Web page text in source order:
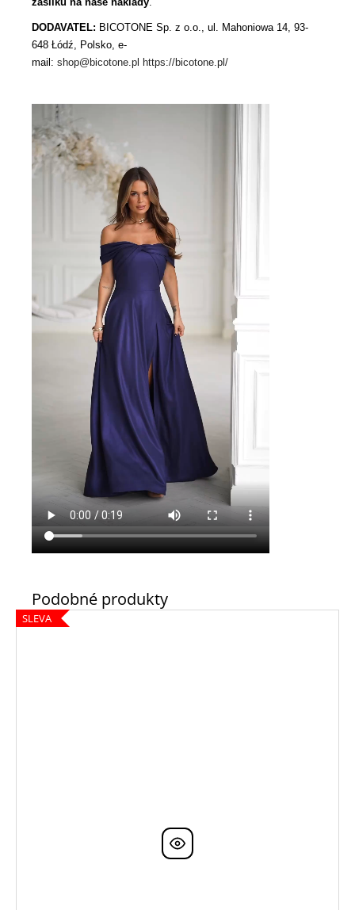
DODAVATEL: BICOTONE Sp. z o.o., ul. Mahoniowa 14, 93-
648 Łódź, Polsko, e-
mail: shop@bicotone.pl https://bicotone.pl/
SLEVA